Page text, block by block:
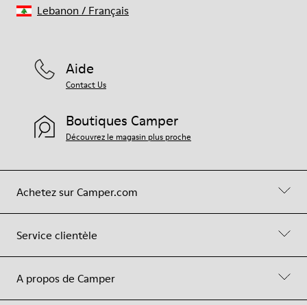
Achetez sur Camper.com
Service clientèle
A propos de Camper
Aide
Contact Us
Boutiques Camper
Découvrez le magasin plus proche
Lebanon / Français